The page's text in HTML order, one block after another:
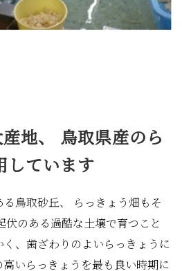
地、 鳥取県産のら
しています
鳥取砂丘、 らっきょう畑もそ
伏のある過酷な土壌で育つこと
、歯ざわりのよいらっきょうに
いらっきょうを最も良い時期に